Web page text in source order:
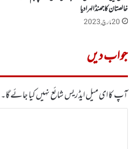
خالصتان کا جھنڈا لہرا دیا
20 مارچ, 2023
جواب دیں
آپ کا ای میل ایڈریس شائع نہیں کیا جائے گا۔